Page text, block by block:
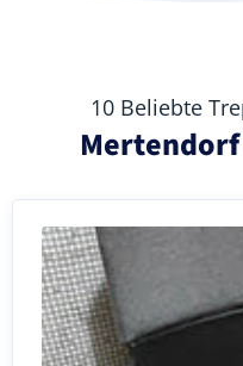
10 Beliebte